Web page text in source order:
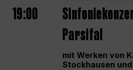
19:00
Parsifal
mit Werken von
Stockhausen